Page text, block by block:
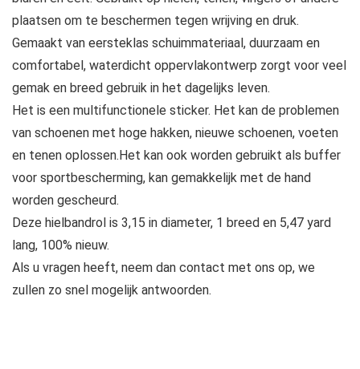
plaatsen om te beschermen tegen wrijving en druk.
Gemaakt van eersteklas schuimmateriaal, duurzaam en
comfortabel, waterdicht oppervlakontwerp zorgt voor veel
gemak en breed gebruik in het dagelijks leven.
Het is een multifunctionele sticker. Het kan de problemen
van schoenen met hoge hakken, nieuwe schoenen, voeten
en tenen oplossen.Het kan ook worden gebruikt als buffer
voor sportbescherming, kan gemakkelijk met de hand
worden gescheurd.
Deze hielbandrol is 3,15 in diameter, 1 breed en 5,47 yard
lang, 100% nieuw.
Als u vragen heeft, neem dan contact met ons op, we
zullen zo snel mogelijk antwoorden.